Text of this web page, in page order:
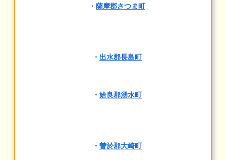
・ 薩摩郡さつま町
・ 出水郡長島町
・ 姶良郡湧水町
・ 曽於郡大崎町